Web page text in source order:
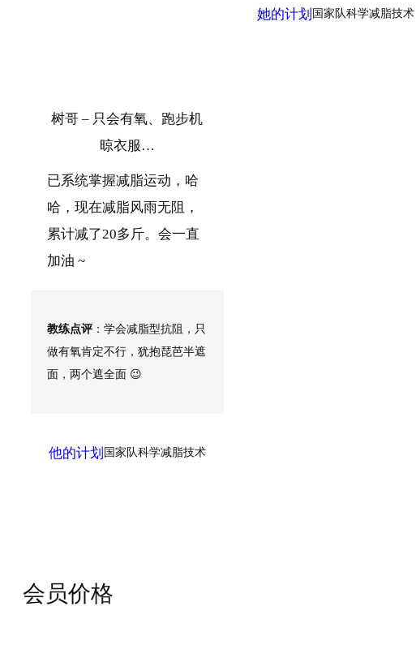
她的计划 国家队科学减脂技术
树哥 – 只会有氧、跑步机
晾衣服…
已系统掌握减脂运动，哈
哈，现在减脂风雨无阻，
累计减了20多斤。会一直
加油 ~
教练点评：学会减脂型抗阻，只
做有氧肯定不行，犹抱琵芭半遮
面，两个遮全面 😉
他的计划 国家队科学减脂技术
会员价格